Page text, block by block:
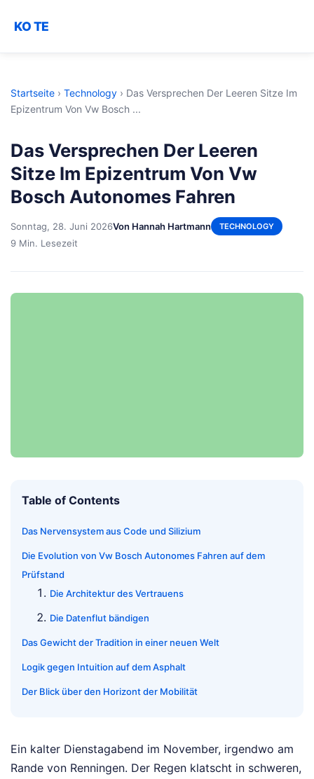
KO TE
Startseite › Technology › Das Versprechen Der Leeren Sitze Im
Epizentrum Von Vw Bosch ...
Das Versprechen Der Leeren
Sitze Im Epizentrum Von Vw
Bosch Autonomes Fahren
Sonntag, 28. Juni 2026Von Hannah Hartmann TECHNOLOGY
9 Min. Lesezeit
Table of Contents
Das Nervensystem aus Code und Silizium
Die Evolution von Vw Bosch Autonomes Fahren auf dem
Prüfstand
Die Architektur des Vertrauens
Die Datenflut bändigen
Das Gewicht der Tradition in einer neuen Welt
Logik gegen Intuition auf dem Asphalt
Der Blick über den Horizont der Mobilität
Ein kalter Dienstagabend im November, irgendwo am
Rande von Renningen. Der Regen klatscht in schweren,